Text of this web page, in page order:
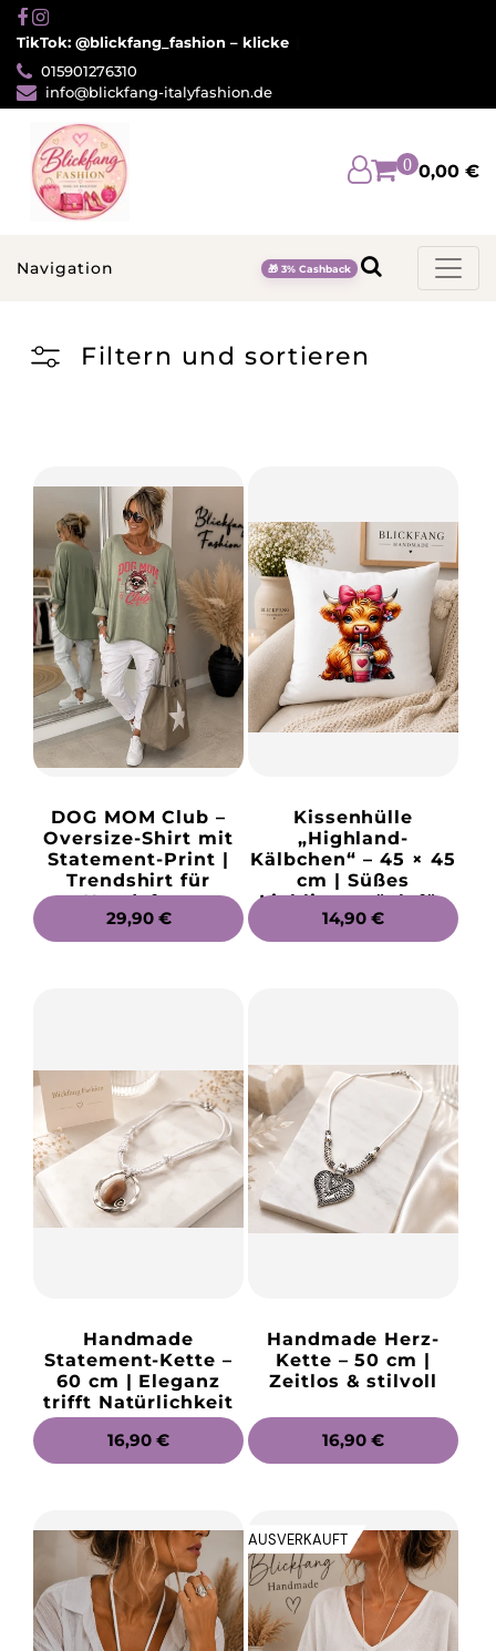
Inhalt
TikTok: @blickfang_fashion – klicke hier
015901276310
info@blickfang-italyfashion.de
0 0,00 €
Navigation 🎁 3% Cashback
Filtern und sortieren
DOG MOM Club –
Oversize-Shirt mit
Statement-Print |
Trendshirt für
Hundefans
NORMALER
PREIS
29,90 €
Kissenhülle
„Highland-
Kälbchen“ – 45 × 45
cm | Süßes
Lieblingsstück für
dein Zuhause
NORMALER
PREIS
14,90 €
Handmade
Statement-Kette –
60 cm | Eleganz
trifft Natürlichkeit
NORMALER
PREIS
16,90 €
Handmade Herz-
Kette – 50 cm |
Zeitlos & stilvoll
NORMALER
PREIS
16,90 €
AUSVERKAUFT